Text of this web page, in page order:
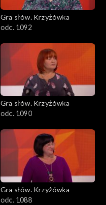
Gra słów. Krzyżówka
odc. 1092
Gra słów. Krzyżówka
odc. 1090
Gra słów. Krzyżówka
odc. 1088